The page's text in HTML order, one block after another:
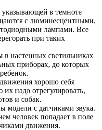
в темноте
с люминесцентными,
лампами. Все
при таких
настенных светильниках
приборах, до которых
хорошо себя
надо отрегулировать,
и собак.
модели с датчиками звука.
человек попадает в поле
движения.